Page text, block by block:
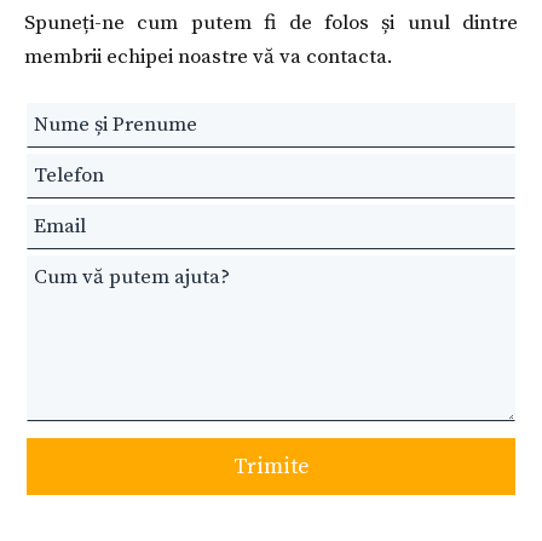
Spuneți-ne cum putem fi de folos și unul dintre
membrii echipei noastre vă va contacta.
Leave
this
field
blank
Trimite